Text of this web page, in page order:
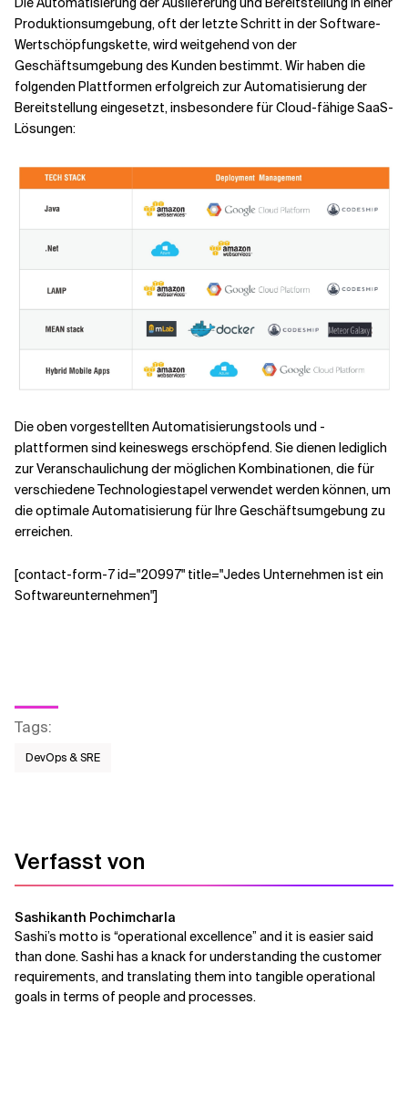
Produktionsumgebung, oft der letzte Schritt in der Software-
Wertschöpfungskette, wird weitgehend von der
Geschäftsumgebung des Kunden bestimmt. Wir haben die
folgenden Plattformen erfolgreich zur Automatisierung der
Bereitstellung eingesetzt, insbesondere für Cloud-fähige SaaS-
Lösungen:
Die oben vorgestellten Automatisierungstools und -
plattformen sind keineswegs erschöpfend. Sie dienen lediglich
zur Veranschaulichung der möglichen Kombinationen, die für
verschiedene Technologiestapel verwendet werden können, um
die optimale Automatisierung für Ihre Geschäftsumgebung zu
erreichen.
[contact-form-7 id="20997" title="Jedes Unternehmen ist ein
Softwareunternehmen"]
Tags:
DevOps & SRE
Verfasst von
Sashikanth Pochimcharla
Sashi’s motto is “operational excellence” and it is easier said
than done. Sashi has a knack for understanding the customer
requirements, and translating them into tangible operational
goals in terms of people and processes.